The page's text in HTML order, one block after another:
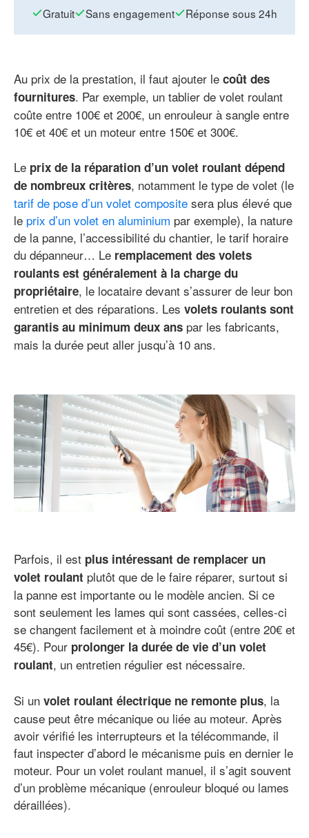
Gratuit Sans engagement Réponse sous 24h
Au prix de la prestation, il faut ajouter le coût des
fournitures. Par exemple, un tablier de volet roulant
coûte entre 100€ et 200€, un enrouleur à sangle entre
10€ et 40€ et un moteur entre 150€ et 300€.
Le prix de la réparation d’un volet roulant dépend
de nombreux critères, notamment le type de volet (le
tarif de pose d’un volet composite sera plus élevé que
le prix d’un volet en aluminium par exemple), la nature
de la panne, l’accessibilité du chantier, le tarif horaire
du dépanneur… Le remplacement des volets
roulants est généralement à la charge du
propriétaire, le locataire devant s’assurer de leur bon
entretien et des réparations. Les volets roulants sont
garantis au minimum deux ans par les fabricants,
mais la durée peut aller jusqu’à 10 ans.
Parfois, il est plus intéressant de remplacer un
volet roulant plutôt que de le faire réparer, surtout si
la panne est importante ou le modèle ancien. Si ce
sont seulement les lames qui sont cassées, celles-ci
se changent facilement et à moindre coût (entre 20€ et
45€). Pour prolonger la durée de vie d’un volet
roulant, un entretien régulier est nécessaire.
Si un volet roulant électrique ne remonte plus, la
cause peut être mécanique ou liée au moteur. Après
avoir vérifié les interrupteurs et la télécommande, il
faut inspecter d’abord le mécanisme puis en dernier le
moteur. Pour un volet roulant manuel, il s’agit souvent
d’un problème mécanique (enrouleur bloqué ou lames
déraillées).